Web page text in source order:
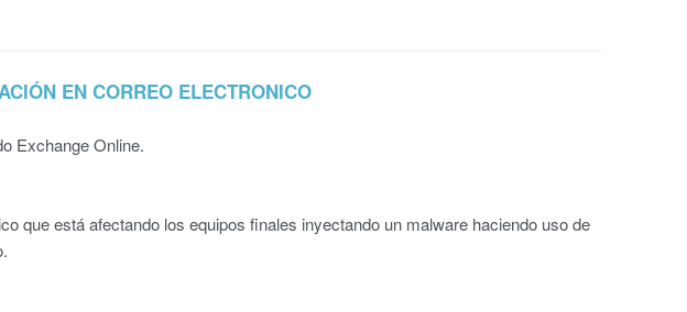
EN CORREO ELECTRONICO
Exchange Online.
que está afectando los equipos finales inyectando un malware haciendo uso de